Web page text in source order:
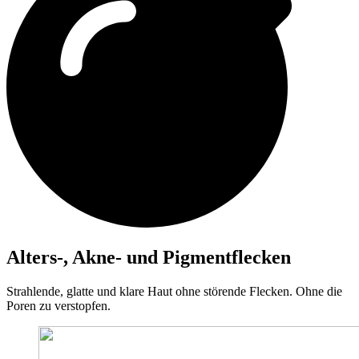
Alters-, Akne- und Pigmentflecken
Strahlende, glatte und klare Haut ohne störende Flecken. Ohne die
Poren zu verstopfen.